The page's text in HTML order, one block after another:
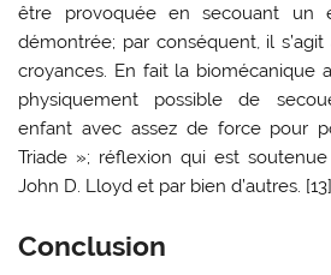
être provoquée en secouant un
démontrée; par conséquent, il
croyances. En fait la biomécanique
physiquement possible de
enfant avec assez de force pour
Triade »; réflexion qui est
John D. Lloyd et par bien d’autres. [13]
Conclusion